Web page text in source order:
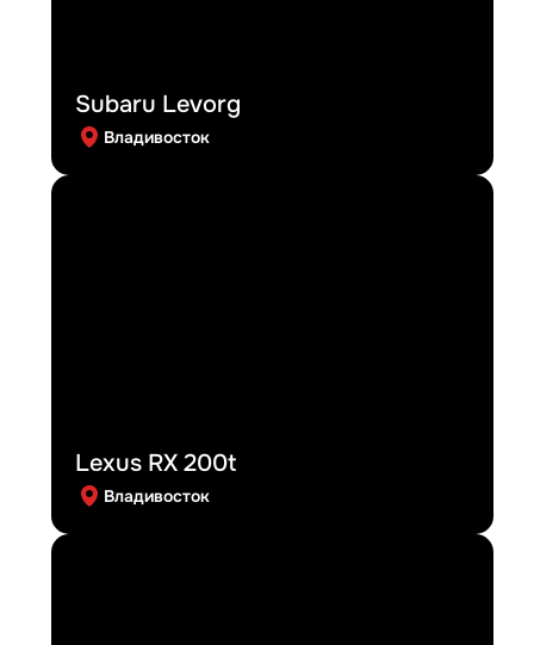
Subaru Levorg
Владивосток
Lexus RX 200t
Владивосток